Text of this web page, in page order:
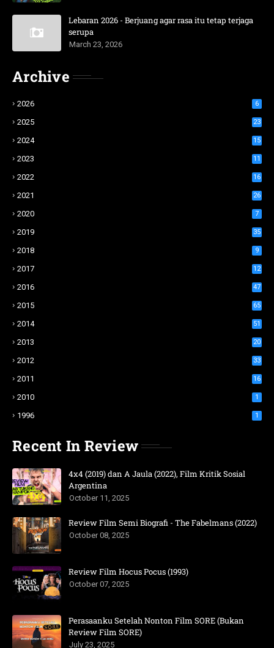
Lebaran 2026 - Berjuang agar rasa itu tetap terjaga
serupa
March 23, 2026
Archive
2026 6
2025 23
2024 15
2023 11
2022 16
2021 26
2020 7
2019 35
2018 9
2017 12
2016 47
2015 65
2014 51
2013 20
2012 33
2011 16
2010 1
1996 1
Recent In Review
4x4 (2019) dan A Jaula (2022), Film Kritik Sosial
Argentina
October 11, 2025
Review Film Semi Biografi - The Fabelmans (2022)
October 08, 2025
Review Film Hocus Pocus (1993)
October 07, 2025
Perasaanku Setelah Nonton Film SORE (Bukan
Review Film SORE)
July 23, 2025